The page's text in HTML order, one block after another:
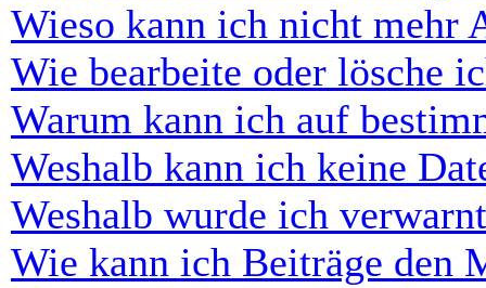
Wieso kann ich nicht mehr
Wie bearbeite oder lösche
Warum kann ich auf
Weshalb kann ich keine
Weshalb wurde ich
Wie kann ich Beiträge den